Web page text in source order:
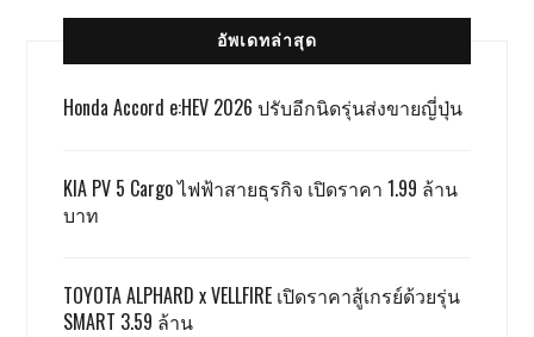
อัพเดทล่าสุด
Honda Accord e:HEV 2026 ปรับอีกนิดรุ่นส่งขายญี่ปุ่น
KIA PV 5 Cargo ไฟฟ้าสายธุรกิจ เปิดราคา 1.99 ล้าน
บาท
TOYOTA ALPHARD x VELLFIRE เปิดราคาสู้เกรย์ด้วยรุ่น
SMART 3.59 ล้าน